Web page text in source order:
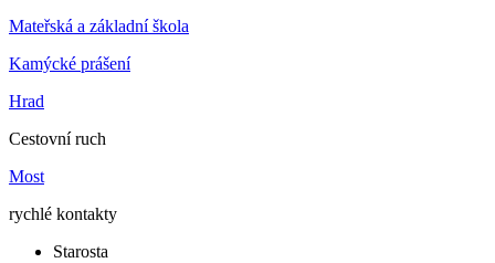
Mateřská a základní škola
Kamýcké prášení
Hrad
Cestovní ruch
Most
rychlé kontakty
Starosta